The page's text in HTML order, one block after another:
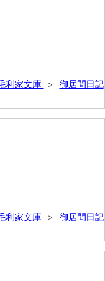
利家文庫 ＞ 御居間日記
利家文庫 ＞ 御居間日記